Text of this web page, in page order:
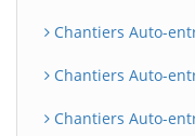
Chantiers Auto-
Chantiers Auto-
Chantiers Auto-